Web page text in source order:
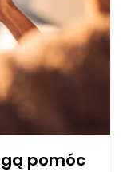
się najszerszą
ale także
się
pomóc